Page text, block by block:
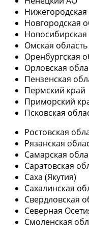
Нижегородская
Новгородская
Новосибирская
Омская область
Оренбургская
Орловская
Пензенская
Пермский край
Приморский
Псковская
Ростовская
Рязанская
Самарская
Саратовская
Саха (Якутия)
Сахалинская
Свердловская
Северная
Смоленская